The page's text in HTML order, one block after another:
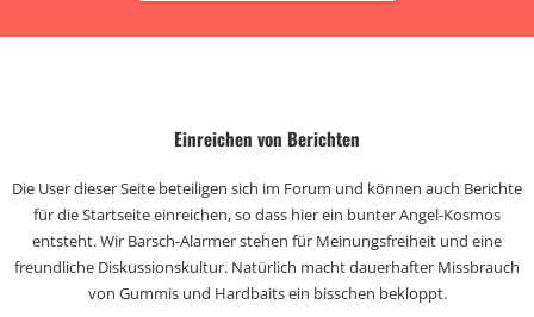
Einreichen von Berichten
Die User dieser Seite beteiligen sich im Forum und können auch Berichte
für die Startseite einreichen, so dass hier ein bunter Angel-Kosmos
entsteht. Wir Barsch-Alarmer stehen für Meinungsfreiheit und eine
freundliche Diskussionskultur. Natürlich macht dauerhafter Missbrauch
von Gummis und Hardbaits ein bisschen bekloppt.